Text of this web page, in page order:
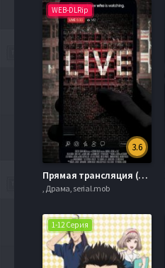
WEB-DLRip
3.6
Прямая трансляция (2018)
, Драма, serial.mob
1-12 Серия